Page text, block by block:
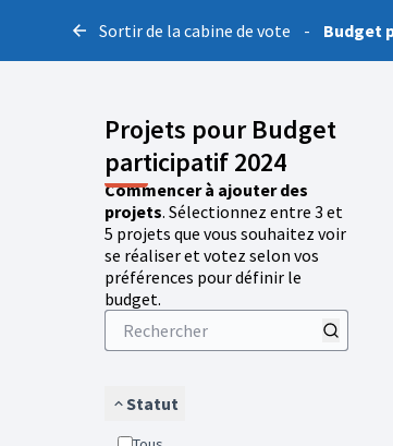
Sortir de la cabine de vote - Budget
Projets pour Budget
participatif 2024
Commencer à ajouter des
projets. Sélectionnez entre 3 et
5 projets que vous souhaitez voir
se réaliser et votez selon vos
préférences pour définir le
budget.
Statut